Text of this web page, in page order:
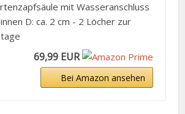
mit Wasseranschluss
D: ca. 2 cm - 2 Löcher zur
69,99 EUR
Bei Amazon ansehen